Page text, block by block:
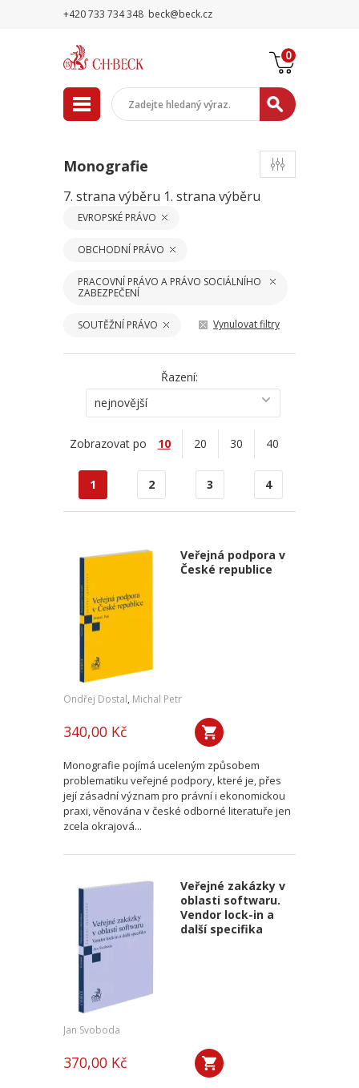
+420 733 734 348 beck@beck.cz
0
Monografie
7. strana výběru 1. strana výběru
EVROPSKÉ PRÁVO
OBCHODNÍ PRÁVO
PRACOVNÍ PRÁVO A PRÁVO SOCIÁLNÍHO
ZABEZPEČENÍ
SOUTĚŽNÍ PRÁVO Vynulovat filtry
Řazení:
nejnovější
Zobrazovat po 10 20 30 40
1 2 3 4
Veřejná podpora v
České republice
Ondřej Dostal, Michal Petr
340,00 Kč
Monografie pojímá uceleným způsobem
problematiku veřejné podpory, které je, přes
její zásadní význam pro právní i ekonomickou
praxi, věnována v české odborné literatuře jen
zcela okrajová...
Veřejné zakázky v
oblasti softwaru.
Vendor lock-in a
další specifika
Jan Svoboda
370,00 Kč